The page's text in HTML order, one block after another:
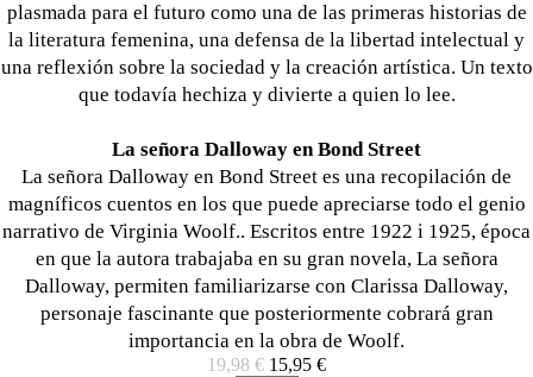
plasmada para el futuro como una de las primeras historias de
la literatura femenina, una defensa de la libertad intelectual y
una reflexión sobre la sociedad y la creación artística. Un texto
que todavía hechiza y divierte a quien lo lee.
La señora Dalloway en Bond Street
La señora Dalloway en Bond Street es una recopilación de
magníficos cuentos en los que puede apreciarse todo el genio
narrativo de Virginia Woolf.. Escritos entre 1922 i 1925, época
en que la autora trabajaba en su gran novela, La señora
Dalloway, permiten familiarizarse con Clarissa Dalloway,
personaje fascinante que posteriormente cobrará gran
importancia en la obra de Woolf.
19,98 € 15,95 €